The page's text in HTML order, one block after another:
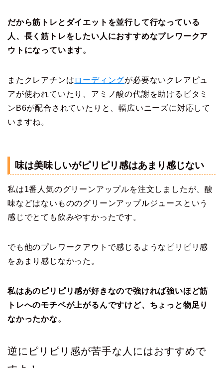
だから筋トレとダイエットを並行して行なっている
人、長く筋トレをしたい人におすすめなプレワークア
ウトになっています。
またクレアチンは ローディングが必要ないクレアピュ
アが使われていたり、アミノ酸の代謝を助けるビタミ
ンB6が配合されていたりと、幅広いニーズに対応して
いますね。
味は美味しいがピリピリ感はあまり感じない
私は1番人気のグリーンアップルを注文しましたが、酸
味などはないもののグリーンアップルジュースという
感じでとても飲みやすかったです。
でも他のプレワークアウトで感じるようなピリピリ感
をあまり感じなかった。
私はあのピリピリ感が好きなので強ければ強いほど筋
トレへのモチベが上がるんですけど、ちょっと物足り
なかったかな。
逆にピリピリ感が苦手な人にはおすすめで